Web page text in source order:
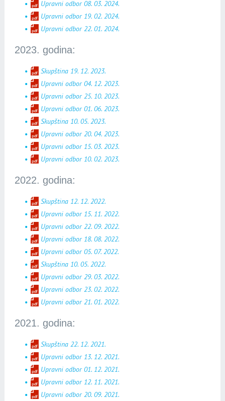
Upravni odbor 08. 03. 2024.
Upravni odbor 19. 02. 2024.
Upravni odbor 22. 01. 2024.
2023. godina:
Skupština 19. 12. 2023.
Upravni odbor 04. 12. 2023.
Upravni odbor 25. 10. 2023.
Upravni odbor 01. 06. 2023.
Skupština 10. 05. 2023.
Upravni odbor 20. 04. 2023.
Upravni odbor 15. 03. 2023.
Upravni odbor 10. 02. 2023.
2022. godina:
Skupština 12. 12. 2022.
Upravni odbor 15. 11. 2022.
Upravni odbor 22. 09. 2022.
Upravni odbor 18. 08. 2022.
Upravni odbor 05. 07. 2022.
Skupština 10. 05. 2022.
Upravni odbor 29. 03. 2022.
Upravni odbor 23. 02. 2022.
Upravni odbor 21. 01. 2022.
2021. godina:
Skupština 22. 12. 2021.
Upravni odbor 13. 12. 2021.
Upravni odbor 01. 12. 2021.
Upravni odbor 12. 11. 2021.
Upravni odbor 20. 09. 2021.